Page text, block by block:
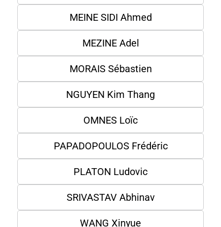
MEINE SIDI Ahmed
MEZINE Adel
MORAIS Sébastien
NGUYEN Kim Thang
OMNES Loïc
PAPADOPOULOS Frédéric
PLATON Ludovic
SRIVASTAV Abhinav
WANG Xinyue